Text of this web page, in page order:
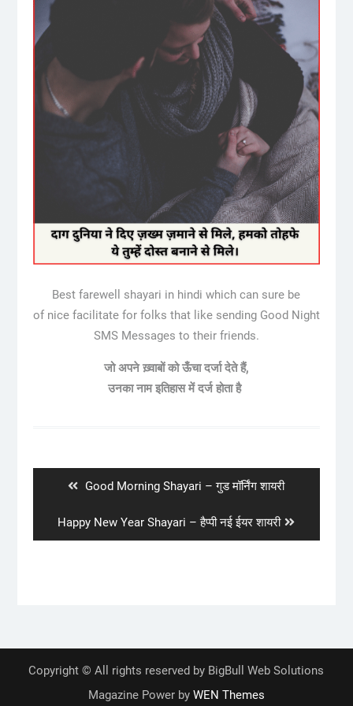
Best farewell shayari in hindi which can sure be
of nice facilitate for folks that like sending Good Night
SMS Messages to their friends.
जो अपने ख़्वाबों को ऊँचा दर्जा देते हैं,
उनका नाम इतिहास में दर्ज होता है
Previous
Good Morning Shayari – गुड मॉर्निंग शायरी
Next
post:
Happy New Year Shayari – हैप्पी नई ईयर शायरी
Copyright © All rights reserved by BigBull Web Solutions
Magazine Power by WEN Themes